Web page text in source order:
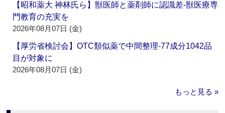
【昭和薬大 神林氏ら】獣医師と薬剤師に認識差‐獣医療専
門教育の充実を
2026年08月07日 (金)
【厚労省検討会】OTC類似薬で中間整理‐77成分1042品
目が対象に
2026年08月07日 (金)
もっと見る »